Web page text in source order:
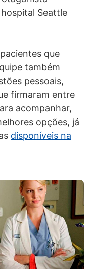
Seattle
que
também
pessoais,
firmaram entre
acompanhar,
opções, já
disponíveis na